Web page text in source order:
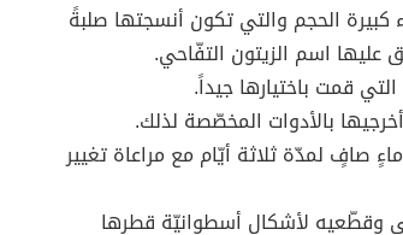
كبيرة الحجم والتي تكون أنسجتها صلبةً
اسم الزيتون التفّاحي.
قمت باختيارها جيداً.
بالأدوات المخصّصة لذلك.
صافٍ لمدّة ثلاثة أيّام مع مراعاة تغيير
وقطّعيه لأشكالٍ أسطوانيّة قطرها